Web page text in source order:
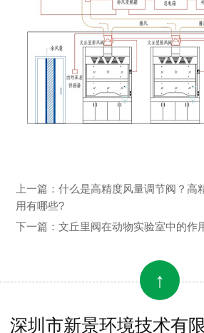
上一篇： 什么是高精度风量调节阀？高
用有哪些?
下一篇： 文丘里阀在动物实验室中的作
↑
深圳市新景环境技术有